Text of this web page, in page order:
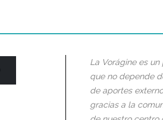
La Vorágine es
que no depende
de aportes
gracias a la